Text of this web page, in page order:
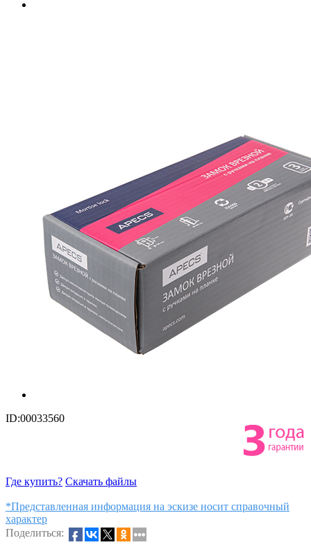
ID:00033560
Где купить? Скачать файлы
*Представленная информация на эскизе носит справочный
характер
Поделиться: